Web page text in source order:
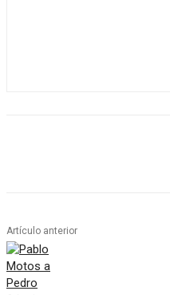
Artículo anterior